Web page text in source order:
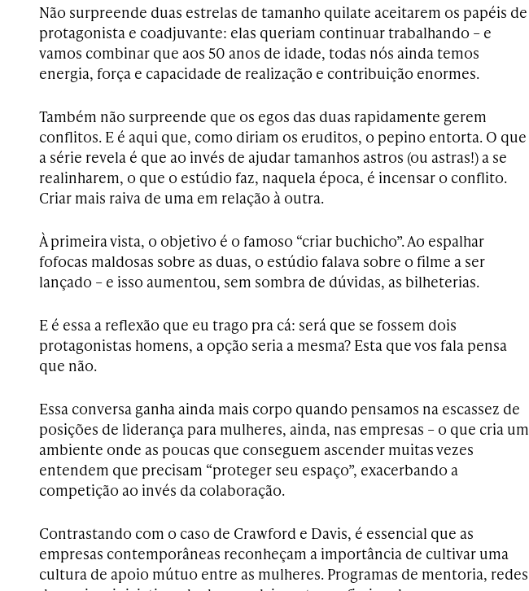
Não surpreende duas estrelas de tamanho quilate aceitarem os papéis de
protagonista e coadjuvante: elas queriam continuar trabalhando – e
vamos combinar que aos 50 anos de idade, todas nós ainda temos
energia, força e capacidade de realização e contribuição enormes.
Também não surpreende que os egos das duas rapidamente gerem
conflitos. E é aqui que, como diriam os eruditos, o pepino entorta. O que
a série revela é que ao invés de ajudar tamanhos astros (ou astras!) a se
realinharem, o que o estúdio faz, naquela época, é incensar o conflito.
Criar mais raiva de uma em relação à outra.
À primeira vista, o objetivo é o famoso “criar buchicho”. Ao espalhar
fofocas maldosas sobre as duas, o estúdio falava sobre o filme a ser
lançado – e isso aumentou, sem sombra de dúvidas, as bilheterias.
E é essa a reflexão que eu trago pra cá: será que se fossem dois
protagonistas homens, a opção seria a mesma? Esta que vos fala pensa
que não.
Essa conversa ganha ainda mais corpo quando pensamos na escassez de
posições de liderança para mulheres, ainda, nas empresas – o que cria um
ambiente onde as poucas que conseguem ascender muitas vezes
entendem que precisam “proteger seu espaço”, exacerbando a
competição ao invés da colaboração.
Contrastando com o caso de Crawford e Davis, é essencial que as
empresas contemporâneas reconheçam a importância de cultivar uma
cultura de apoio mútuo entre as mulheres. Programas de mentoria, redes